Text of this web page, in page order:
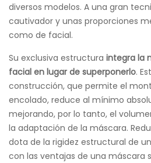
diversos modelos. A una gran
cautivador y unas proporciones
como de facial.
Su exclusiva estructura integra la
facial en lugar de superponerlo.
construcción, que permite el
encolado, reduce al mínimo
mejorando, por lo tanto, el
la adaptación de la máscara.
dota de la rigidez estructural de
con las ventajas de una máscara